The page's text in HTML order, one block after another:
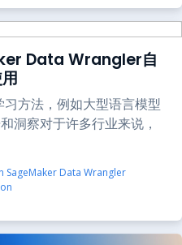
Data Wrangler自
方法，例如大型语言模型
洞察对于许多行业来说，
SageMaker Data Wrangler